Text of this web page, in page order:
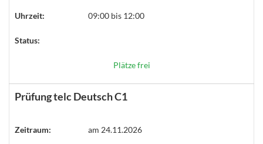
Uhrzeit: 09:00 bis 12:00
Status:
Plätze frei
Prüfung telc Deutsch C1
Zeitraum: am 24.11.2026